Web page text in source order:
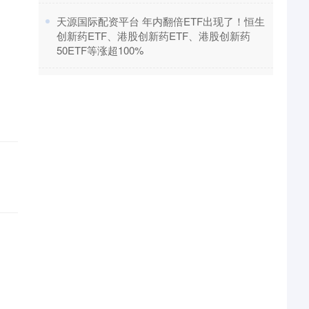
​天源国际配资平台 年内翻倍ETF出现了！恒生
创新药ETF、港股创新药ETF、港股创新药
50ETF等涨超100%